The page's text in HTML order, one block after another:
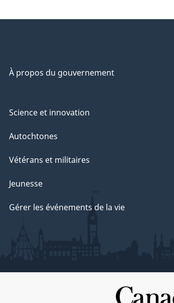
À propos du gouvernement
Science et innovation
Autochtones
Vétérans et militaires
Jeunesse
Gérer les événements de la vie